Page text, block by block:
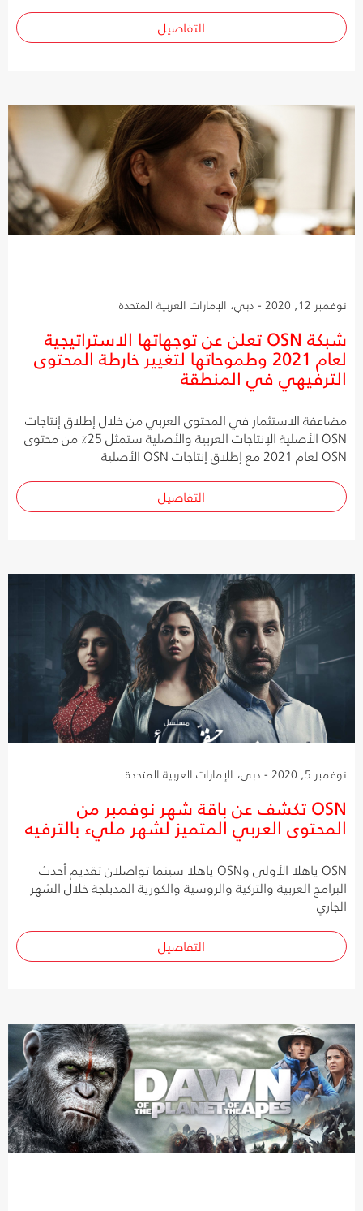
التفاصيل
نوفمبر 12, 2020 - دبي، الإمارات العربية المتحدة
شبكة OSN تعلن عن توجهاتها الاستراتيجية
لعام 2021 وطموحاتها لتغيير خارطة المحتوى
الترفيهي في المنطقة
مضاعفة الاستثمار في المحتوى العربي من خلال إطلاق إنتاجات
OSN الأصلية الإنتاجات العربية والأصلية ستمثل 25٪ من محتوى
OSN لعام 2021 مع إطلاق إنتاجات OSN الأصلية
التفاصيل
نوفمبر 5, 2020 - دبي، الإمارات العربية المتحدة
OSN تكشف عن باقة شهر نوفمبر من
المحتوى العربي المتميز لشهر مليء بالترفيه
OSN ياهلا الأولى وOSN ياهلا سينما تواصلان تقديم أحدث
البرامج العربية والتركية والروسية والكورية المدبلجة خلال الشهر
الجاري
التفاصيل